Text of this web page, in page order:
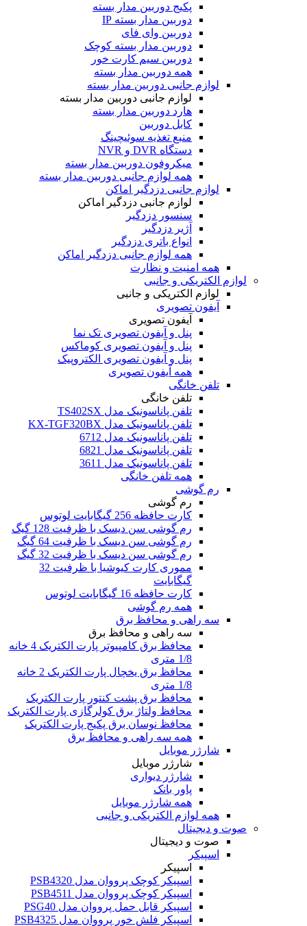
پکیج دوربین مدار بسته
دوربین مدار بسته IP
دوربین وای فای
دوربین مدار بسته کوچک
دوربین سیم کارت خور
همه دوربین مدار بسته
لوازم جانبی دوربین مدار بسته
لوازم جانبی دوربین مدار بسته
هارد دوربین مدار بسته
کابل دوربین
منبع تغذیه سوئیچینگ
دستگاه DVR و NVR
میکروفون دوربین مدار بسته
همه لوازم جانبی دوربین مدار بسته
لوازم جانبی دزدگیر اماکن
لوازم جانبی دزدگیر اماکن
سنسور دزدگیر
آژیر دزدگیر
انواع باتری دزدگیر
همه لوازم جانبی دزدگیر اماکن
همه امنیت و نظارت
لوازم الکتریکی و جانبی
لوازم الکتریکی و جانبی
آیفون تصویری
آیفون تصویری
پنل و آیفون تصویری تک نما
پنل و آیفون تصویری کوماکس
پنل و آیفون تصویری الکتروپیک
همه آیفون تصویری
تلفن خانگی
تلفن خانگی
تلفن پاناسونیک مدل TS402SX
تلفن پاناسونیک مدل KX-TGF320BX
تلفن پاناسونیک مدل 6712
تلفن پاناسونیک مدل 6821
تلفن پاناسونیک مدل 3611
همه تلفن خانگی
رم گوشی
رم گوشی
کارت حافظه 256 گیگابایت لوتوس
رم گوشی سن دیسک با ظرفیت 128 گیگ
رم گوشی سن دیسک با ظرفیت 64 گیگ
رم گوشی سن دیسک با ظرفیت 32 گیگ
مموری کارت کیوشیا با ظرفیت 32
گیگابایت
کارت حافظه 16 گیگابایت لوتوس
همه رم گوشی
سه راهی و محافظ برق
سه راهی و محافظ برق
محافظ برق کامپیوتر پارت الکتریک 4 خانه
1/8 متری
محافظ برق یخچال پارت الکتریک 2 خانه
1/8 متری
محافظ برق پشت کنتور پارت الکتریک
محافظ ولتاژ برق کولرگازی پارت الکتریک
محافظ نوسان برق پکیج پارت الکتریک
همه سه راهی و محافظ برق
شارژر موبایل
شارژر موبایل
شارژر دیواری
پاور بانک
همه شارژر موبایل
همه لوازم الکتریکی و جانبی
صوت و دیجیتال
صوت و دیجیتال
اسپیکر
اسپیکر
اسپیکر کوچک پرووان مدل PSB4320
اسپیکر کوچک پرووان مدل PSB4511
اسپیکر قابل حمل پرووان مدل PSG40
اسپیکر فلش خور پرووان مدل PSB4325